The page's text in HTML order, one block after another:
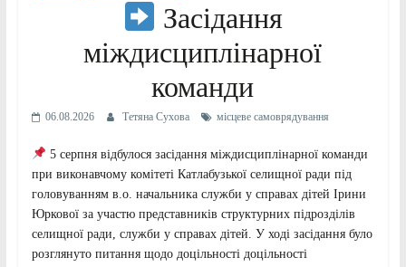
Засідання
міждисциплінарної
команди
06.08.2026 Тетяна Сухова місцеве самоврядування
5 серпня відбулося засідання міждисциплінарної команди
при виконавчому комітеті Катлабузької селищної ради під
головуванням в.о. начальника служби у справах дітей Ірини
Юркової за участю представників структурних підрозділів
селищної ради, служби у справах дітей. У ході засідання було
розглянуто питання щодо доцільності доцільності